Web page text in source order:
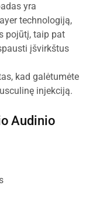
yra
technologiją,
pojūtį, taip pat
įšvirkštus
kad galėtumėte
injekciją.
Audinio